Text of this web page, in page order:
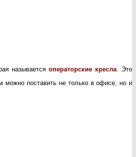
называетсяоператорские кресла . Это
можно поставить не только в офисе, но и